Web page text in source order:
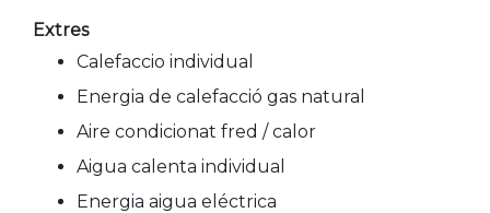
Extres
Calefaccio individual
Energia de calefacció gas natural
Aire condicionat fred / calor
Aigua calenta individual
Energia aigua eléctrica